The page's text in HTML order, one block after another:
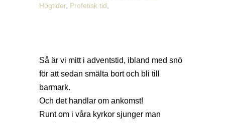
Högtider, Profetisk tid
Så är vi mitt i adventstid, ibland med snö
för att sedan smälta bort och bli till
barmark.
Och det handlar om ankomst!
Runt om i våra kyrkor sjunger man